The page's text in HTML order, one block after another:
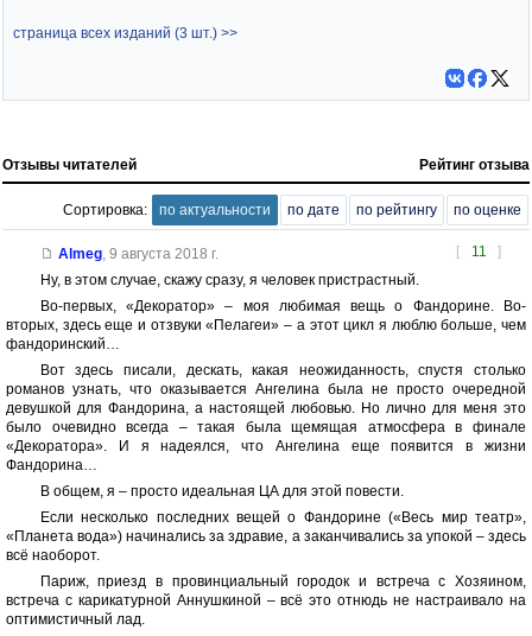
страница всех изданий (3 шт.) >>
Отзывы читателей Рейтинг отзыва
Сортировка: по актуальности по дате по рейтингу по оценке
[ 11 ]
Almeg, 9 августа 2018 г.
Ну, в этом случае, скажу сразу, я человек пристрастный.
Во-первых, «Декоратор» – моя любимая вещь о Фандорине. Во-
вторых, здесь еще и отзвуки «Пелагеи» – а этот цикл я люблю больше, чем
фандоринский…
Вот здесь писали, дескать, какая неожиданность, спустя столько
романов узнать, что оказывается Ангелина была не просто очередной
девушкой для Фандорина, а настоящей любовью. Но лично для меня это
было очевидно всегда – такая была щемящая атмосфера в финале
«Декоратора». И я надеялся, что Ангелина еще появится в жизни
Фандорина…
В общем, я – просто идеальная ЦА для этой повести.
Если несколько последних вещей о Фандорине («Весь мир театр»,
«Планета вода») начинались за здравие, а заканчивались за упокой – здесь
всё наоборот.
Париж, приезд в провинциальный городок и встреча с Хозяином,
встреча с карикатурной Аннушкиной – всё это отнюдь не настраивало на
оптимистичный лад.